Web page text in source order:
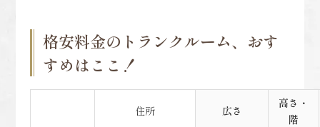
格安料金のトランクルーム、おす
すめはここ！
住所 広さ
高さ・
階